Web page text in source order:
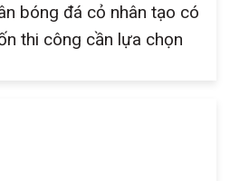
bóng đá cỏ nhân tạo có
thi công cần lựa chọn